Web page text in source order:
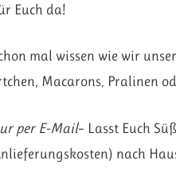
Euch da!
mal wissen wie wir
Macarons, Pralinen
per E-Mail– Lasst Euch
nach